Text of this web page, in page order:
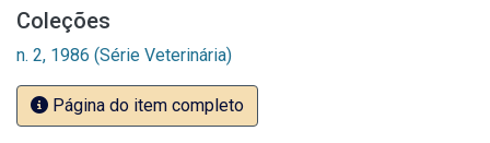
Coleções
n. 2, 1986 (Série Veterinária)
Página do item completo